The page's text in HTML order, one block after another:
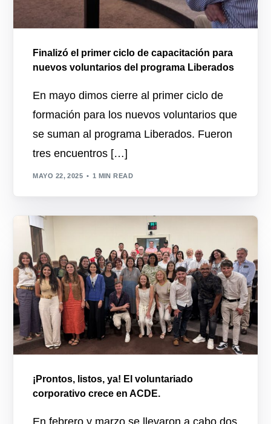
Finalizó el primer ciclo de capacitación para
nuevos voluntarios del programa Liberados
En mayo dimos cierre al primer ciclo de
formación para los nuevos voluntarios que
se suman al programa Liberados. Fueron
tres encuentros […]
MAYO 22, 2025 1 MIN READ
¡Prontos, listos, ya! El voluntariado
corporativo crece en ACDE.
En febrero y marzo se llevaron a cabo dos